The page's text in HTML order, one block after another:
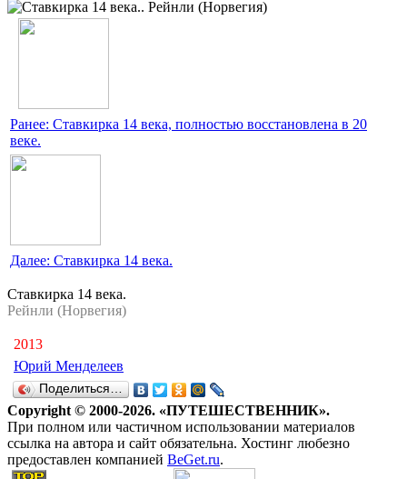
Ранее: Ставкирка 14 века, полностью восстановлена в 20
веке.
Далее: Ставкирка 14 века.
Ставкирка 14 века.
Рейнли (Норвегия)
2013
Юрий Менделеев
Поделиться…
Copyright © 2000-2026. «ПУТЕШЕСТВЕННИК».
При полном или частичном использовании материалов
ссылка на автора и сайт обязательна. Хостинг любезно
предоставлен компанией BeGet.ru.